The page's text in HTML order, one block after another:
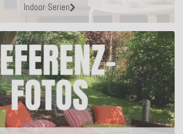
Indoor Serien